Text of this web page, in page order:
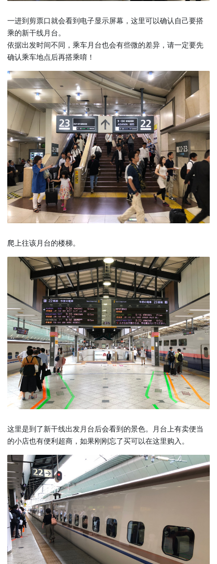
一进到剪票口就会看到电子显示屏幕，这里可以确认自己要搭
乘的新干线月台。
依据出发时间不同，乘车月台也会有些微的差异，请一定要先
确认乘车地点后再搭乘唷！
爬上往该月台的楼梯。
这里是到了新干线出发月台后会看到的景色。月台上有卖便当
的小店也有便利超商，如果刚刚忘了买可以在这里购入。